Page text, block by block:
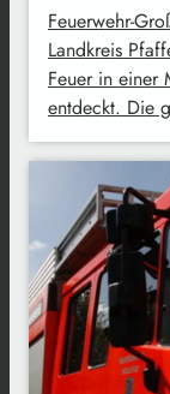
Feuerwehr-
Landkreis
Feuer in einer
entdeckt. Die